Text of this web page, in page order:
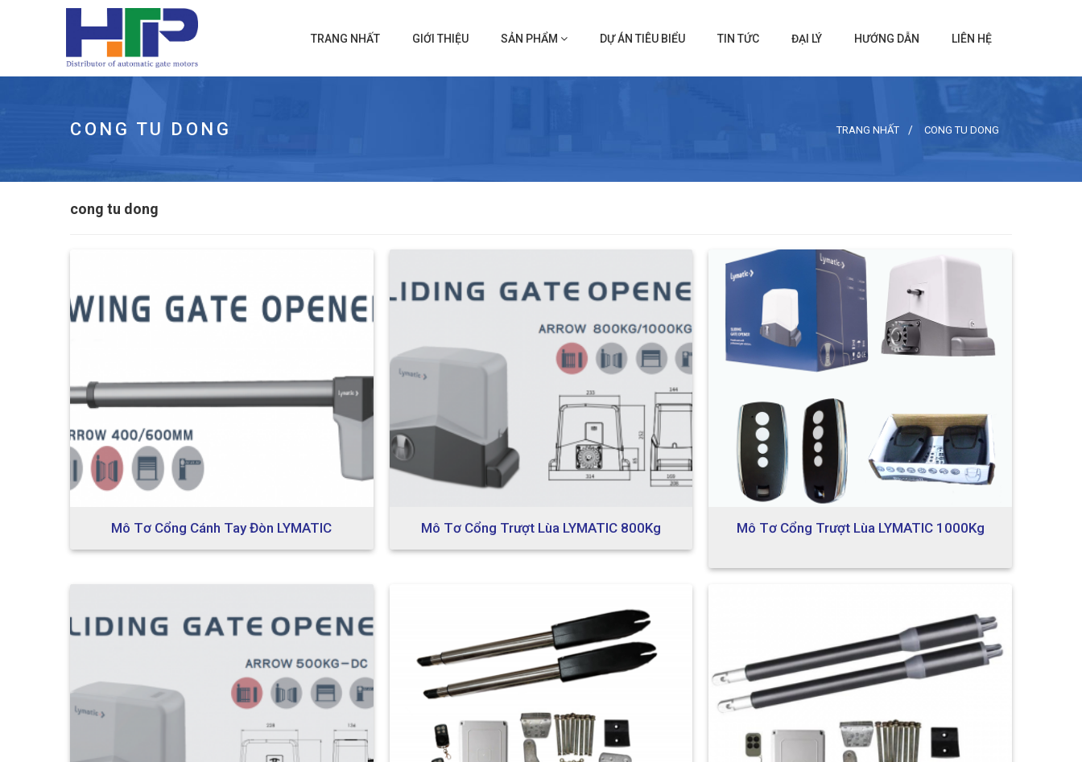
TRANG NHẤT GIỚI THIỆU SẢN PHẨM DỰ ÁN TIÊU BIỂU TIN TỨC ĐẠI LÝ HƯỚNG DẪN LIÊN HỆ
CONG TU DONG TRANG NHẤT CONG TU DONG
cong tu dong
Mô Tơ Cổng Cánh Tay Đòn LYMATIC Mô Tơ Cổng Trượt Lùa LYMATIC 800Kg Mô Tơ Cổng Trượt Lùa LYMATIC 1000Kg